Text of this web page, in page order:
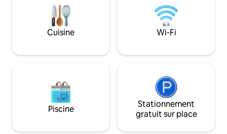
(Peters Park), le concept ouvert avec
une grande cuisine complète, la salle à
manger et le salon. Baignoire complète à
double entrée, lave-linge et sèche-linge
du Centre nordique Ariens et de leurs
plate avec foyer
Nous vous
mangeoires pour
graines pour
l'eau à 1 mile, au
High Cliff.
Cuisine Wi-Fi
Piscine
Stationnement
gratuit sur place